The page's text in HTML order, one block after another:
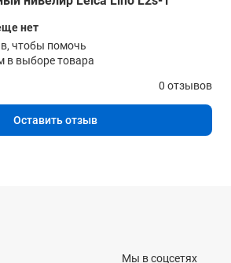
нет
чтобы помочь
в выборе товара
0 отзывов
Оставить отзыв
Мы в соцсетях